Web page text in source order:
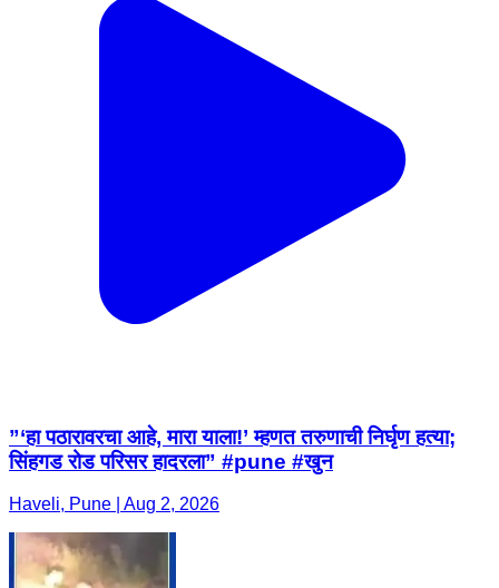
”‘हा पठारावरचा आहे, मारा याला!’ म्हणत तरुणाची निर्घृण हत्या;
सिंहगड रोड परिसर हादरला” #pune #खुन
Haveli, Pune | Aug 2, 2026